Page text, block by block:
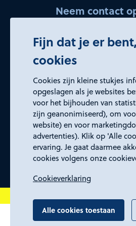
Fijn dat je er
cookies
Cookies zijn kleine stukjes
opgeslagen als je websites
voor het bijhouden van
zijn geanonimiseerd), om
website) en voor
advertenties). Klik op 'Alle
ervaring. Je gaat daarmee
cookies volgens onze
Cookieverklaring
Alle cookies toestaan
Neem contact
045 5437150
Openingstijden
Wij zijn elke
8:30 tot 17:00 uur.